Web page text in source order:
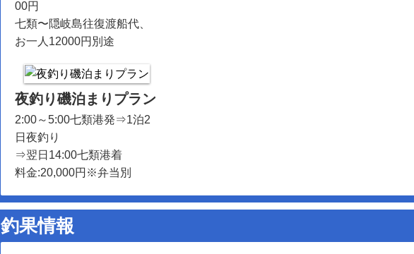
00円
七類〜隠岐島往復渡船代、
お一人12000円別途
夜釣り磯泊まりプラン
2:00～5:00七類港発⇒1泊2
日夜釣り
⇒翌日14:00七類港着
料金:20,000円※弁当別
釣果情報